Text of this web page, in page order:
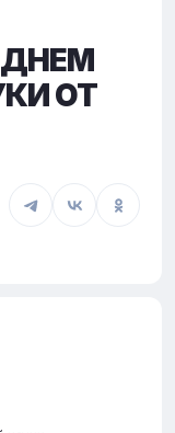
ДНЕМ
ОТ